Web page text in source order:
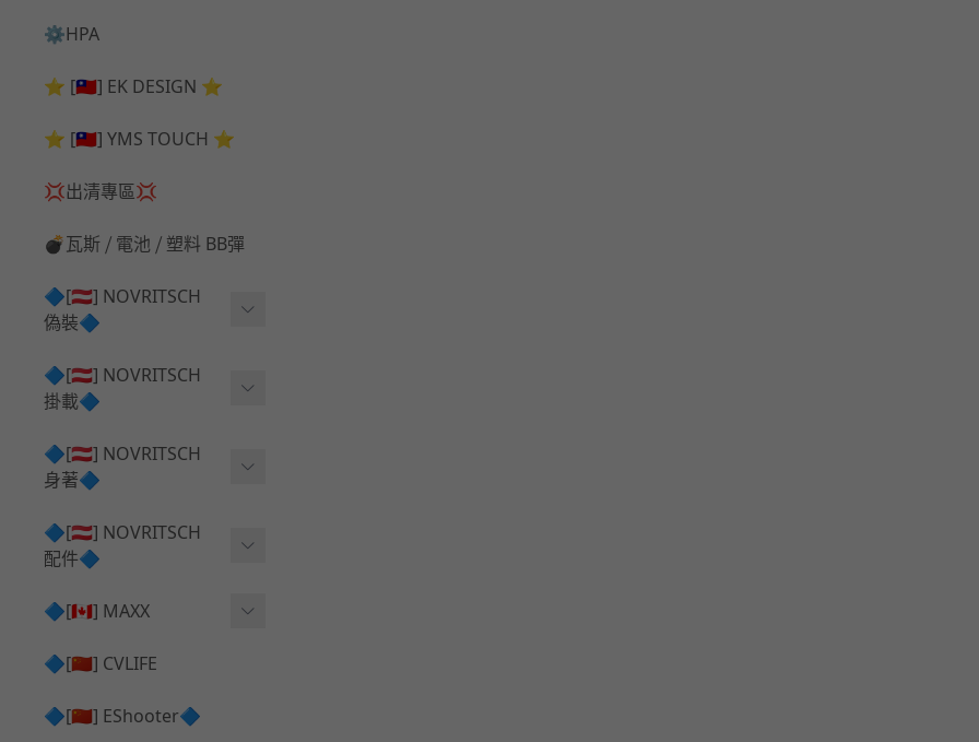
🆙 升級 ⧸ 部件
🔄 原廠 ⧸ 零件
🆙 升級 ⧸ 部件
⚙️HPA
⭐ [🇹🇼] EK DESIGN ⭐
⭐ [🇹🇼] YMS TOUCH ⭐
💢出清專區💢
💣瓦斯 ⧸ 電池 ⧸ 塑料 BB彈
🔷[🇦🇹] NOVRITSCH
偽裝🔷
上衣夾克 ⧸ Jacket
兜帽 ⧸ Hood
手持 裝備 ⧸ 偽裝
披肩 ⧸ Shoulder Piece
onie
🔷[🇦🇹] NOVRITSCH
掛載🔷
AR ⧸ DMR 彈匣用
SMG ⧸ SSR90 彈匣用
腰包 ⧸ 萬用包
HPA 氣瓶袋 ⧸ 水袋包
手槍 彈匣用
🔷[🇦🇹] NOVRITSCH
身著🔷
闊邊帽 ⧸ Boonie Hat
戰術背心+前掛 ⧸ Plate Car
rier+Flap
tlebelt
護目鏡 ⧸ 除霧器
🔷[🇦🇹] NOVRITSCH
配件🔷
✅ 快拔槍套 ⧸ 槍背帶
✅ 槍架 ⧸ 訓練靶具 ⧸ 工具
🔷[🇨🇦] MAXX
AEG 活塞頭 ⧸ AEG Piston
HOP座 ⧸ HOP-UP
🔷[🇨🇳] CVLIFE
🔷[🇨🇳] EShooter🔷